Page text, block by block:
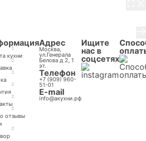
кухни
отзывы
Адрес
Москва,
ул.Генерала
Белова д 2, 1
эт.
Телефон
+7 (909) 960-
51-01
E-mail
info@акухни.рф
Ищите
нас в
соцсетях